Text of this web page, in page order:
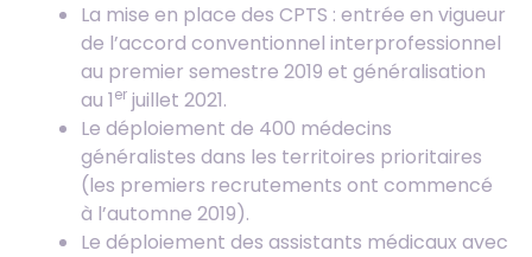
La mise en place des CPTS : entrée en vigueur
de l’accord conventionnel interprofessionnel
au premier semestre 2019 et généralisation
au 1er juillet 2021.
Le déploiement de 400 médecins
généralistes dans les territoires prioritaires
(les premiers recrutements ont commencé
à l’automne 2019).
Le déploiement des assistants médicaux avec